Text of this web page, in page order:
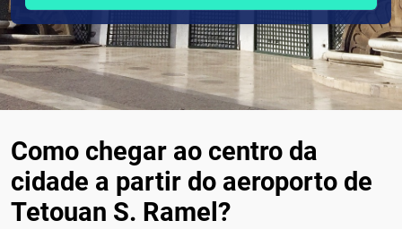
Como chegar ao centro da
cidade a partir do aeroporto de
Tetouan S. Ramel?